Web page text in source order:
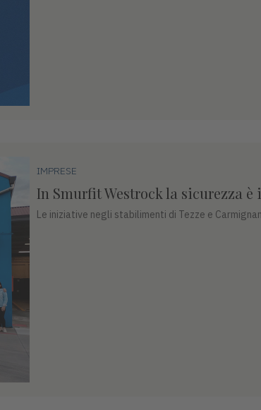
IMPRESE
In Smurfit Westrock la sicurezza
Le iniziative negli stabilimenti di Tezze e